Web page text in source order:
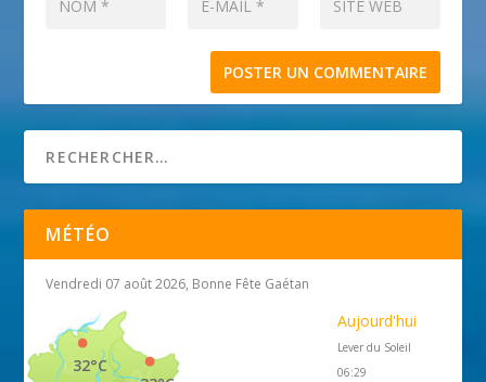
MÉTÉO
Vendredi 07 août 2026, Bonne Fête Gaétan
32°C
Aujourd'hui
Lever du Soleil
06:29